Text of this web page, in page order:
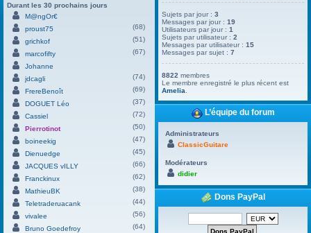
Durant les 30 prochains jours
M@ngOr€
proust75
(68)
grichkof
(51)
marcofifty
(67)
Johanne
jdcagli
(74)
FrereBenoît
(69)
DOGUET Léo
(37)
Cassiel
(72)
Pierrotinot
(50)
boineekig
(47)
Dienuedge
(45)
JACQUES vILLY
(66)
Franckinux
(62)
MathieuBK
(38)
Teletraderuacank
(44)
vivalee
(56)
Bruno Goedefroy
(64)
Sujets par jour :3
Messages par jour :19
Utilisateurs par jour :1
Sujets par utilisateur :2
Messages par utilisateur :15
Messages par sujet :7
8822 membres
Le membre enregistré le plus récent est
Amelia
L’équipe du forum
Administrateurs
ClassicGuitare
Modérateurs
didier
Dons PayPal